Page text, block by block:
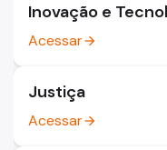
Inovação e
Acessararrow_forward
Justiça
Acessararrow_forward